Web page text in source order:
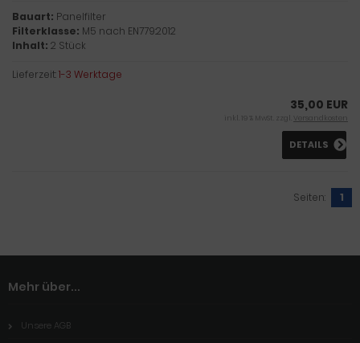
Bauart: Panelfilter
Filterklasse: M5 nach EN779:2012
Inhalt: 2 Stück
Lieferzeit:1-3 Werktage
35,00 EUR
inkl. 19 % MwSt. zzgl. Versandkosten
DETAILS
Seiten: 1
Mehr über...
Unsere AGB